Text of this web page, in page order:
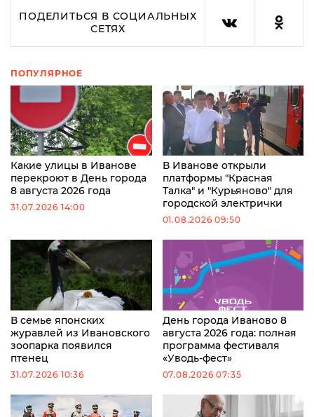
ПОДЕЛИТЬСЯ В СОЦИАЛЬНЫХ
СЕТЯХ
ПОПУЛЯРНОЕ
Какие улицы в Иванове
перекроют в День города
8 августа 2026 года
31.07.2026 14:00
В Иванове открыли
платформы "Красная
Талка" и "Курьяново" для
городской электрички
01.08.2026 09:50
В семье японских
журавлей из Ивановского
зоопарка появился
птенец
31.07.2026 10:36
День города Иваново 8
августа 2026 года: полная
программа фестиваля
«Уводь-фест»
07.08.2026 07:35